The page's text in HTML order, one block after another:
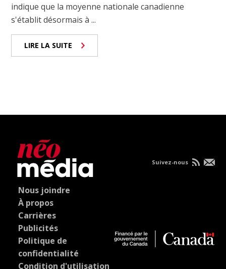
indique que la moyenne nationale canadienne
s'établit désormais à ...
LIRE LA SUITE
Nous joindre
À propos
Carrières
Publicités
Politique de
confidentialité
Condition d'utilisation
Suivez-nous